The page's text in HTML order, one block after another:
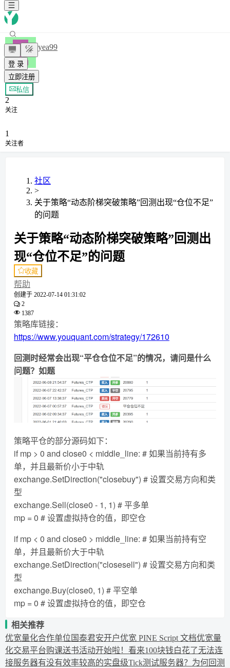
登 录
立即注册
hyea99
+ 关注
私信
2
关注
1
关注者
社区
>
关于策略“动态阶梯突破策略”回测出现“仓位不足”
的问题
关于策略“动态阶梯突破策略”回测出
现“仓位不足”的问题
收藏
帮助
创建于 2022-07-14 01:31:02
2
1387
策略库链接：
https://www.youquant.com/strategy/172610
回测时经常会出现“平仓仓位不足”的情况，请问是什么
问题？如题
策略平仓的部分源码如下：
if mp > 0 and close0 < middle_line: # 如果当前持有多
单，并且最新价小于中轨
exchange.SetDirection("closebuy") # 设置交易方向和类
型
exchange.Sell(close0 - 1, 1) # 平多单
mp = 0 # 设置虚拟持仓的值，即空仓
if mp < 0 and close0 > middle_line: # 如果当前持有空
单，并且最新价大于中轨
exchange.SetDirection("closesell") # 设置交易方向和类
型
exchange.Buy(close0, 1) # 平空单
mp = 0 # 设置虚拟持仓的值，即空仓
相关推荐
优宽量化合作单位国泰君安开户优宽 PINE Script 文档优宽量
化交易平台购课送书活动开始啦！ 看来100块钱白花了无法连
接服务器有没有效率较高的实盘级Tick测试服务器？ 为何回测